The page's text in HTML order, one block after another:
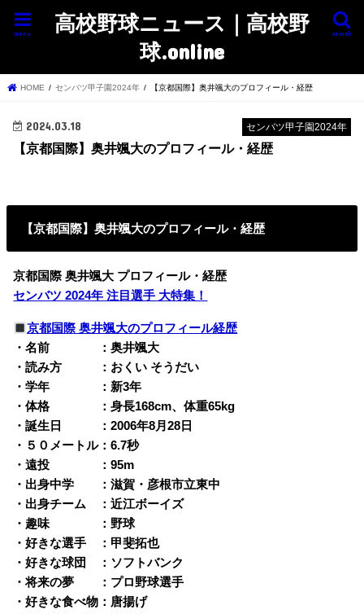
高校野球ニュース｜高校野
球.online
search
menu
HOME センバツ甲子園2024年 【京都国際】奥井颯大のプロフィール・経歴
センバツ甲子園2024年
2024.03.18
【京都国際】奥井颯大のプロフィール・経歴
【京都国際】奥井颯大のプロフィール・経歴
京都国際 奥井颯大 プロフィール・経歴
センバツ 2024年 注目選手 大特集！
京都国際 奥井颯大のプロフィール経歴
・名前 ：奥井颯大
・読み方 ：おくい そうだい
・学年 ：新3年
・体格 ：身長168cm、体重65kg
・誕生日 ：2006年8月28日
・５０メートル：6.7秒
・遠投 ：95m
・出身中学 ：滋賀・彦根市立東中
・出身チーム ：近江ボーイズ
・趣味 ：野球
・好きな選手 ：甲斐拓也
・好きな球団 ：ソフトバンク
・将来の夢 ：プロ野球選手
・好きな食べ物：唐揚げ